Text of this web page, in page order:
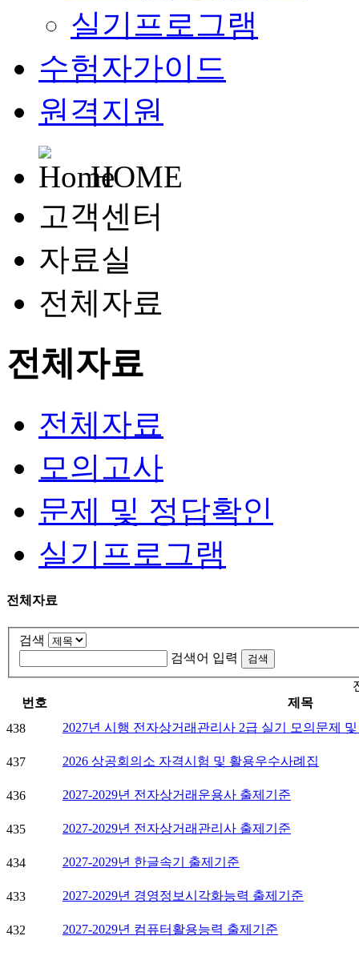
실기프로그램
수험자가이드
원격지원
HOME
고객센터
자료실
전체자료
전체자료
전체자료
모의고사
문제 및 정답확인
실기프로그램
전체자료
검색
검색어 입력
번호
제목
438
2027년 시행 전자상거래관리사 2급 실기 모의문제
437 2026 상공회의소 자격시험 및 활용우수사례집
436 2027-2029년 전자상거래운용사 출제기준
435 2027-2029년 전자상거래관리사 출제기준
434 2027-2029년 한글속기 출제기준
433 2027-2029년 경영정보시각화능력 출제기준
432 2027-2029년 컴퓨터활용능력 출제기준